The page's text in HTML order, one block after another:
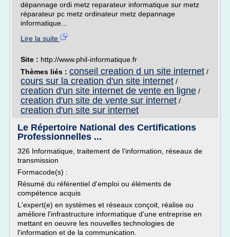
dépannage ordi metz reparateur informatique sur metz
réparateur pc metz ordinateur metz depannage
informatique...
Lire la suite
Site : http://www.phil-informatique.fr
Thèmes liés : conseil creation d un site internet /
cours sur la creation d'un site internet /
creation d'un site internet de vente en ligne /
creation d'un site de vente sur internet /
creation d'un site sur internet
Le Répertoire National des Certifications
Professionnelles ...
326 Informatique, traitement de l'information, réseaux de
transmission
Formacode(s) :
Résumé du référentiel d'emploi ou éléments de
compétence acquis
L'expert(e) en systèmes et réseaux conçoit, réalise ou
améliore l'infrastructure informatique d'une entreprise en
mettant en oeuvre les nouvelles technologies de
l'information et de la communication.